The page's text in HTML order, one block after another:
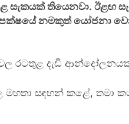
සැකයක් තියෙනවා. ඊළඟ
නමකුත් යෝජනා
රටතුළ දැඩි
සඳහන් කළේ, තමා